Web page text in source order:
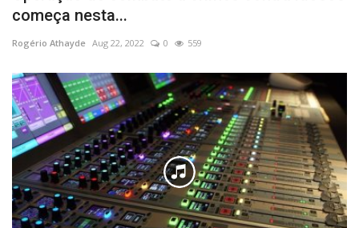
começa nesta...
Rogério Athayde Aug 22, 2022 0 559